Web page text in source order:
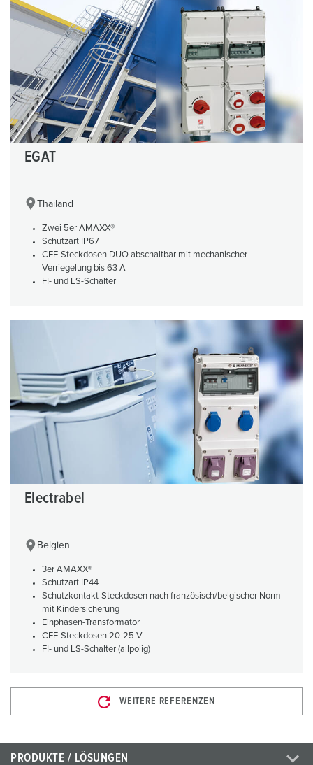
EGAT
Thailand
Zwei 5er AMAXX®
Schutzart IP67
CEE-Steckdosen DUO abschaltbar mit mechanischer
Verriegelung bis 63 A
FI- und LS-Schalter
Electrabel
Belgien
3er AMAXX®
Schutzart IP44
Schutzkontakt-Steckdosen nach französisch/belgischer Norm
mit Kindersicherung
Einphasen-Transformator
CEE-Steckdosen 20-25 V
FI- und LS-Schalter (allpolig)
WEITERE REFERENZEN
PRODUKTE / LÖSUNGEN